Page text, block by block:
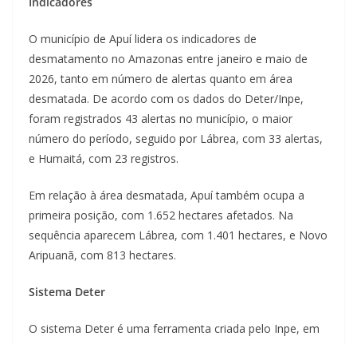
O município de Apuí lidera os indicadores de
desmatamento no Amazonas entre janeiro e maio de
2026, tanto em número de alertas quanto em área
desmatada. De acordo com os dados do Deter/Inpe,
foram registrados 43 alertas no município, o maior
número do período, seguido por Lábrea, com 33 alertas,
e Humaitá, com 23 registros.
Em relação à área desmatada, Apuí também ocupa a
primeira posição, com 1.652 hectares afetados. Na
sequência aparecem Lábrea, com 1.401 hectares, e Novo
Aripuanã, com 813 hectares.
Sistema Deter
O sistema Deter é uma ferramenta criada pelo Inpe, em